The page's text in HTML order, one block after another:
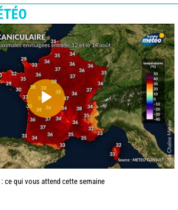
: ce qui vous attend cette semaine